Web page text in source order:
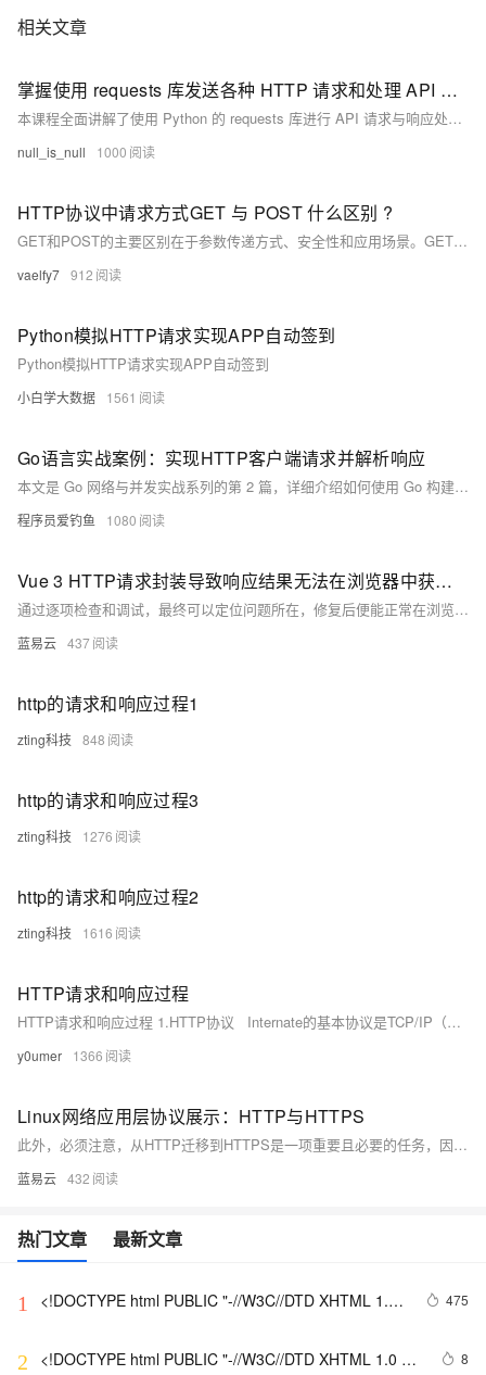
相关文章
掌握使用 requests 库发送各种 HTTP 请求和处理 API 响应
本课程全面讲解了使用 Python 的 requests 库进行 API 请求与响应处理，内容涵盖环境搭建、GET 与 POST 请求、参数传递、错误处理、请求头设置及实战项目开发。通过实例教学，学员可掌握基础到高级技巧，并完成天气查询应用等实际项目，适合初学者快速上手网络编程与 API 调用。
null_is_null 1000
HTTP协议中请求方式GET 与 POST 什么区别 ?
GET和POST的主要区别在于参数传递方式、安全性和应用场景。GET通过URL传递参数，长度受限且安全性较低，适合获取数据；而POST通过请求体传递参数，安全性更高，适合提交数据。
vaelfy7 912
Python模拟HTTP请求实现APP自动签到
Python模拟HTTP请求实现APP自动签到
小白学大数据 1561
Go语言实战案例：实现HTTP客户端请求并解析响应
本文是 Go 网络与并发实战系列的第 2 篇，详细介绍如何使用 Go 构建 HTTP 客户端，涵盖请求发送、响应解析、错误处理、Header 与 Body 提取等流程，并通过实战代码演示如何并发请求多个 URL，适合希望掌握 Go 网络编程基础的开发者。
程序员爱钓鱼 1080
Vue 3 HTTP请求封装导致响应结果无法在浏览器中获取，尽管实际请求已成功。
通过逐项检查和调试，最终可以定位问题所在，修复后便能正常在浏览器中获取响应结果。
蓝易云 437
http的请求和响应过程1
zting科技 848
http的请求和响应过程3
zting科技 1276
http的请求和响应过程2
zting科技 1616
HTTP请求和响应过程
HTTP请求和响应过程 1.HTTP协议 Internate的基本协议是TCP/IP（传输控制协议和网际协议）。而目前使用的FTP，HTTP都是建立在TCP/IP上的应用层协议。
y0umer 1366
Linux网络应用层协议展示：HTTP与HTTPS
此外，必须注意，从HTTP迁移到HTTPS是一项重要且必要的任务，因为这不仅关乎用户信息的安全，也有利于你的网站评级和粉丝的信心。在网络世界中，信息的安全就是一切，选择HTTPS，让您的网站更加安全，使您的用户满意，也使您感到满意。
蓝易云 432
热门文章 最新文章
1
<!DOCTYPE html PUBLIC "-//W3C//DTD XHTML 1.0
"http://www.w3.org/TR/xhtml1/DTD/xhtml1-strict.dtd">
475
2
<!DOCTYPE html PUBLIC "-//W3C//DTD XHTML 1.0
8